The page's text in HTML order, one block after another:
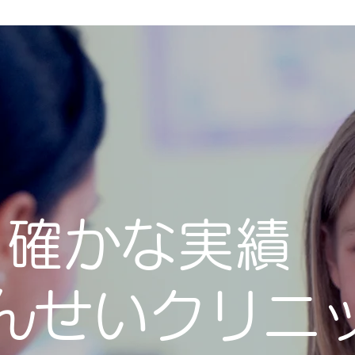
確かな実績
せいクリニ